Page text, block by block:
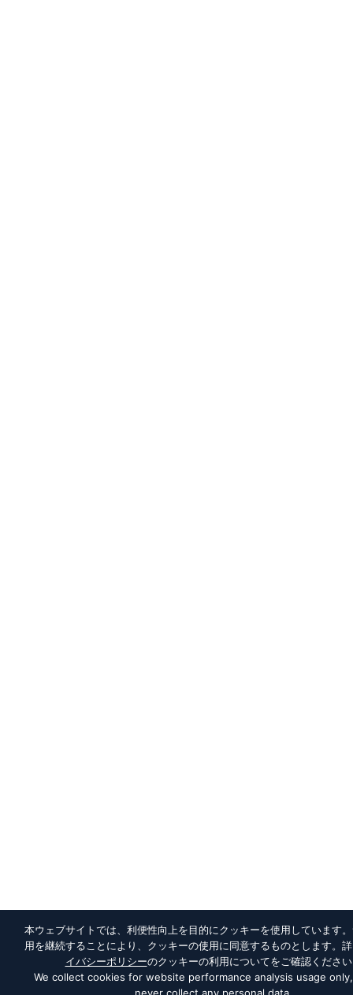
本ウェブサイトでは、利便性向上を目的にクッキーを使用しています
用を継続することにより、クッキーの使用に同意するものとします。
イバシーポリシーのクッキーの利用についてをご確認くださ
We collect cookies for website performance analysis usage